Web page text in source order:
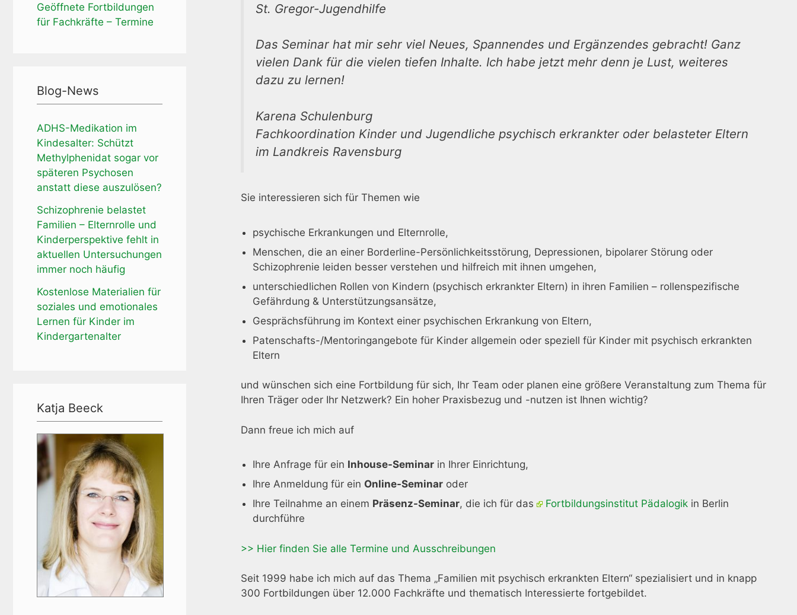
St. Gregor-Jugendhilfe
Das Seminar hat mir sehr viel Neues, Spannendes und Ergänzendes gebracht! Ganz
vielen Dank für die vielen tiefen Inhalte. Ich habe jetzt mehr denn je Lust, weiteres
dazu zu lernen!
Karena Schulenburg
Fachkoordination Kinder und Jugendliche psychisch erkrankter oder belasteter Eltern
im Landkreis Ravensburg
Sie interessieren sich für Themen wie
psychische Erkrankungen und Elternrolle,
Menschen, die an einer Borderline-Persönlichkeitsstörung, Depressionen, bipolarer Störung oder
Schizophrenie leiden besser verstehen und hilfreich mit ihnen umgehen,
unterschiedlichen Rollen von Kindern (psychisch erkrankter Eltern) in ihren Familien – rollenspezifische
Gefährdung & Unterstützungsansätze,
Gesprächsführung im Kontext einer psychischen Erkrankung von Eltern,
Patenschafts-/Mentoringangebote für Kinder allgemein oder speziell für Kinder mit psychisch erkrankten
Eltern
und wünschen sich eine Fortbildung für sich, Ihr Team oder planen eine größere Veranstaltung zum Thema für
Ihren Träger oder Ihr Netzwerk? Ein hoher Praxisbezug und -nutzen ist Ihnen wichtig?
Dann freue ich mich auf
Ihre Anfrage für ein Inhouse-Seminar in Ihrer Einrichtung,
Ihre Anmeldung für ein Online-Seminar oder
Ihre Teilnahme an einem Präsenz-Seminar, die ich für das Fortbildungsinstitut Pädalogik in Berlin
durchführe
>> Hier finden Sie alle Termine und Ausschreibungen
Seit 1999 habe ich mich auf das Thema „Familien mit psychisch erkrankten Eltern“ spezialisiert und in knapp
300 Fortbildungen über 12.000 Fachkräfte und thematisch Interessierte fortgebildet.
Geöffnete Fortbildungen
für Fachkräfte – Termine
Blog-News
ADHS-Medikation im
Kindesalter: Schützt
Methylphenidat sogar vor
späteren Psychosen
anstatt diese auszulösen?
Schizophrenie belastet
Familien – Elternrolle und
Kinderperspektive fehlt in
aktuellen Untersuchungen
immer noch häufig
Kostenlose Materialien für
soziales und emotionales
Lernen für Kinder im
Kindergartenalter
Katja Beeck